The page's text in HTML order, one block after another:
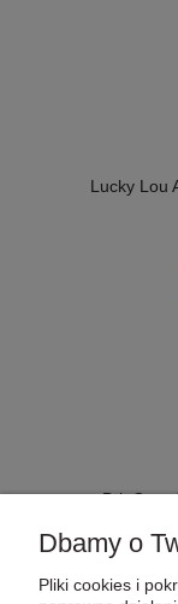
Lucky Lou
Brit Care
Dbamy o
Pliki cookies i